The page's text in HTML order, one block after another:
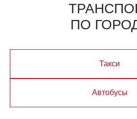
ПО
Такси
Автобусы